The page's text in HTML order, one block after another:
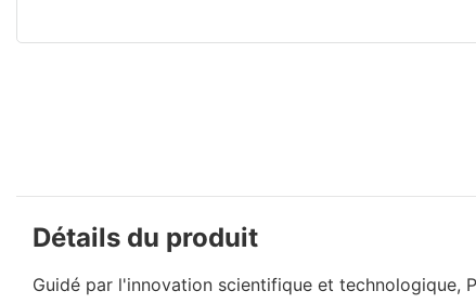
Détails du produit
Guidé par l'innovation scientifique et technologique,